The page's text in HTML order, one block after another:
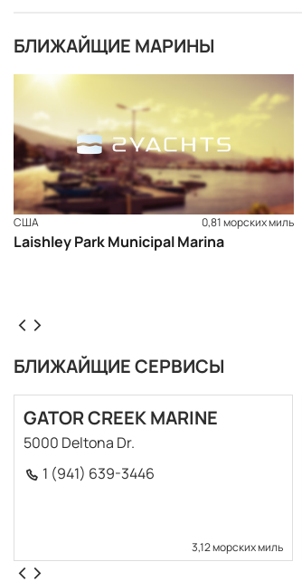
БЛИЖАЙЩИЕ МАРИНЫ
США 0,81 морских миль
Laishley Park Municipal Marina
БЛИЖАЙЩИЕ СЕРВИСЫ
GATOR CREEK MARINE
5000 Deltona Dr.
1 (941) 639-3446
3,12 морских миль